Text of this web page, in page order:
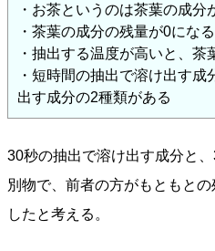
・お茶というのは茶葉の成
・茶葉の成分の残量が0にな
・抽出する温度が高いと、
・短時間の抽出で溶け出す
出す成分の2種類がある
30秒の抽出で溶け出す成分と
別物で、前者の方がもともと
したと考える。